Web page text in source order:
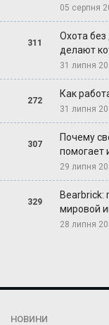
05 серпня
311
Охота
делают
31 липня
272
Как
31 липня
307
Почему
помогает
29 липня
329
Bearbrick:
мировой
28 липня
НОВИНИ